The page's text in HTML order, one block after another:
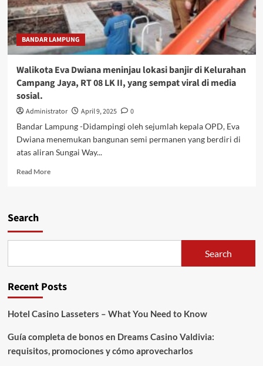
BANDAR LAMPUNG
Walikota Eva Dwiana meninjau lokasi banjir di Kelurahan
Campang Jaya, RT 08 LK II, yang sempat viral di media
sosial.
Administrator April 9, 2025
0
Bandar Lampung -Didampingi oleh sejumlah kepala OPD, Eva
Dwiana menemukan bangunan semi permanen yang berdiri di
atas aliran Sungai Way...
Read MoreRead
Kelurahan
Campang
RT
LK
II,
Search
Search
Recent Posts
Hotel Casino Lasseters – What You Need to Know
Guía completa de bonos en Dreams Casino Valdivia:
requisitos, promociones y cómo aprovecharlos​